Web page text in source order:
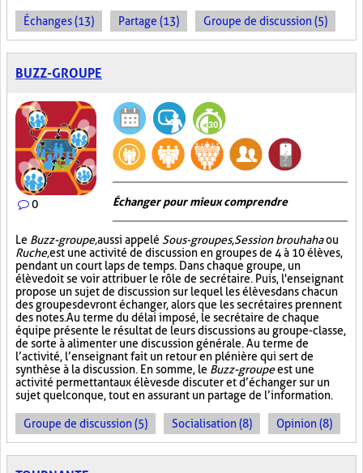
Échanges (13) Partage (13) Groupe de discussion (5)
BUZZ-GROUPE
0 Échanger pour mieux comprendre
Le Buzz-groupe,aussi appelé Sous-groupes,Session brouhahaou
Ruche,est une activité de discussion en groupes de 4 à 10 élèves,
pendant un court laps de temps. Dans chaque groupe, un
élève doit se voir attribuer le rôle de secrétaire. Puis, l'enseignant
propose un sujet de discussion sur lequel les élèves dans chacun
des groupes devront échanger, alors que les secrétaires prennent
des notes. Au terme du délai imposé, le secrétaire de chaque
équipe présente le résultat de leurs discussions au groupe-classe,
de sorte à alimenter une discussion générale. Au terme de
l’activité, l’enseignant fait un retour en plénière qui sert de
synthèse à la discussion. En somme, le Buzz-groupeest une
activité permettant aux élèves de discuter et d’échanger sur un
sujet quelconque, tout en assurant un partage de l’information.
Groupe de discussion (5) Socialisation (8) Opinion (8)